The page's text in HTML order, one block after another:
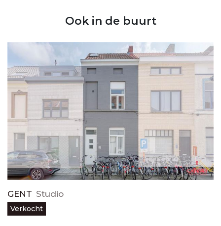
Ook in de buurt
GENT Studio
Verkocht